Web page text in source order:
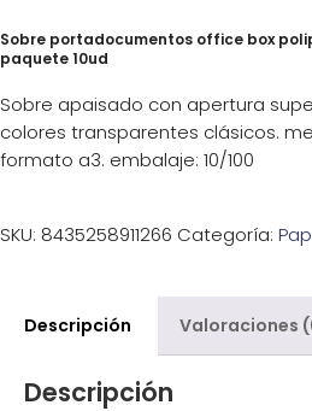
Sobre portadocumentos office box
paquete 10ud
Sobre apaisado con apertura
colores transparentes clásicos.
formato a3. embalaje: 10/100
SKU: 8435258911266 Categoría:
Descripción Valoraciones
Descripción